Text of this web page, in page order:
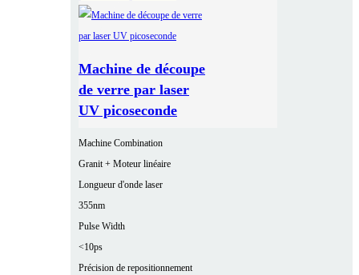
Machine de découpe
de verre par laser
UV picoseconde
Machine Combination
Granit + Moteur linéaire
Longueur d'onde laser
355nm
Pulse Width
<10ps
Précision de repositionnement